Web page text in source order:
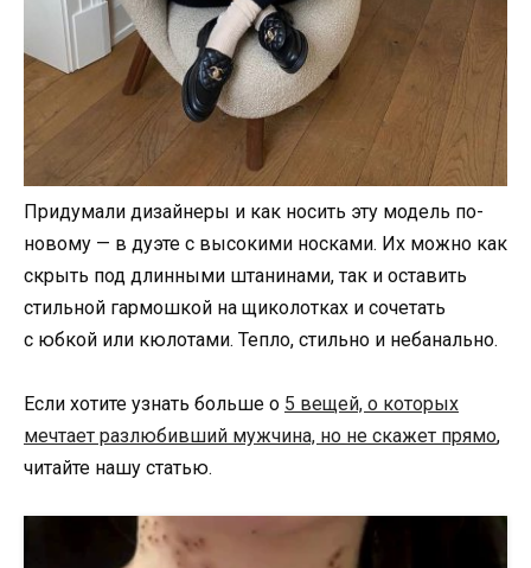
Придумали дизайнеры и как носить эту модель по-
новому — в дуэте с высокими носками. Их можно как
скрыть под длинными штанинами, так и оставить
стильной гармошкой на щиколотках и сочетать
с юбкой или кюлотами. Тепло, стильно и небанально.
Если хотите узнать больше о 5 вещей, о которых
мечтает разлюбивший мужчина, но не скажет прямо,
читайте нашу статью.